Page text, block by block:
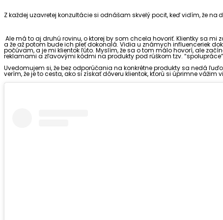
Z každej uzavretej konzultácie si odnášam skvelý pocit, keď vidím, že
Ale má to aj druhú rovinu, o ktorej by som chcela hovoriť. Klientky sa
a že až potom bude ich pleť dokonalá. Vidia u známych influenceriek
počúvam, a je mi klientok ľúto. Myslím, že sa o tom málo hovorí, ale
reklamami a zľavovými kódmi na produkty pod rúškom tzv.
Uvedomujem si, že bez odporúčania na konkrétne produkty sa nedá
verím, že je to cesta, ako si získať dôveru klientok, ktorú si úprimne